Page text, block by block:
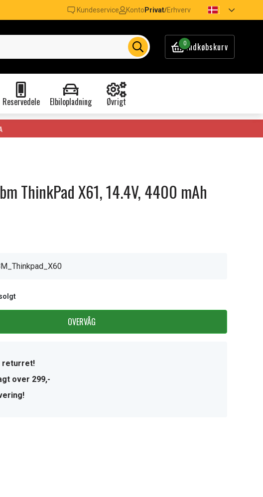
Kundeservice Konto Privat/Erhverv
0Indkøbskurv
Reservedele Elbilopladning Øvrigt
ThinkPad X61, 14.4V, 4400 mAh
OVERVÅG
returret!
over 299,-